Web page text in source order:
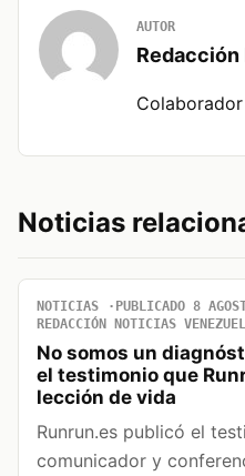
AUTOR
Noticias
NOTICIAS PUBLICADO 8
REDACCIÓN NOTICIAS
No somos un
el testimonio que
lección de vida
Runrun.es publicó el
comunicador y